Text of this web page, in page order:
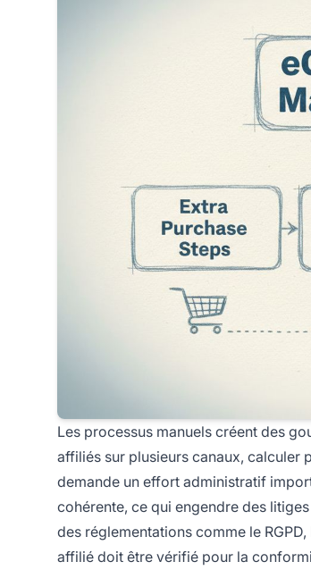
Les processus manuels créent des
affiliés sur plusieurs canaux, calculer
demande un effort administratif
cohérente, ce qui engendre des
des réglementations comme le
affilié doit être vérifié pour la